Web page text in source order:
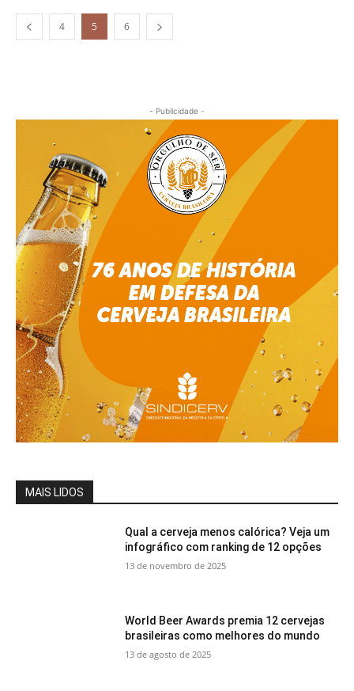
4 5 6
- Publicidade -
MAIS LIDOS
Qual a cerveja menos calórica? Veja um
infográfico com ranking de 12 opções
13 de novembro de 2025
World Beer Awards premia 12 cervejas
brasileiras como melhores do mundo
13 de agosto de 2025